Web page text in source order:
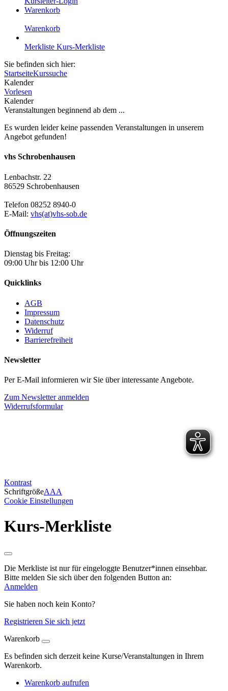
Warenkorb
Warenkorb
Merkliste Kurs-Merkliste
Sie befinden sich hier:
StartseiteKurssuche
Kalender
Vorlesen
Kalender
Veranstaltungen beginnend ab dem ...
Es wurden leider keine passenden Veranstaltungen in unserem
Angebot gefunden!
vhs Schrobenhausen
Lenbachstr. 22
86529 Schrobenhausen
Telefon 08252 8940-0
E-Mail: vhs(at)vhs-sob.de
Öffnungszeiten
Dienstag bis Freitag:
09:00 Uhr bis 12:00 Uhr
Quicklinks
AGB
Impressum
Datenschutz
Widerruf
Barrierefreiheit
Newsletter
Per E-Mail informieren wir Sie über interessante Angebote.
Zum Newsletter anmelden
Widerrufsformular
Kontrast
SchriftgrößeAAA
Cookie Einstellungen
Kurs-Merkliste
Die Merkliste ist nur für eingeloggte Benutzer*innen einsehbar.
Bitte melden Sie sich über den folgenden Button an:
Anmelden
Sie haben noch kein Konto?
Registrieren Sie sich jetzt
Warenkorb
Es befinden sich derzeit keine Kurse/Veranstaltungen in Ihrem
Warenkorb.
Warenkorb aufrufen